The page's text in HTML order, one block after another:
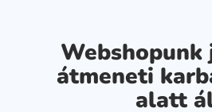
Webshopunk
átmeneti
alatt